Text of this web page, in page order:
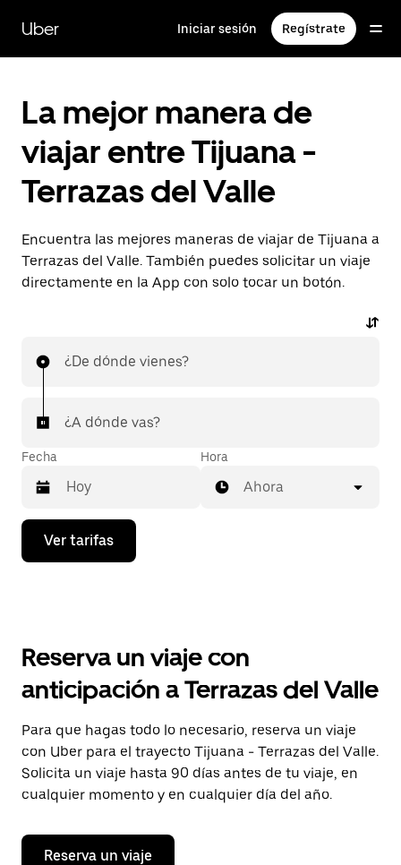
contenido
principal
Uber Iniciar sesión Regístrate
La mejor manera de
viajar entre Tijuana -
Terrazas del Valle
Encuentra las mejores maneras de viajar de Tijuana a
Terrazas del Valle. También puedes solicitar un viaje
directamente en la App con solo tocar un botón.
¿De dónde vienes?
¿A dónde vas?
Fecha
Presiona
flecha
el
y
selecciona
una
fecha.
Presiona
la
tecla Esc
para
el
calendario.
Hora
Ahora
Ver tarifas
Reserva un viaje con
anticipación a Terrazas del Valle
Para que hagas todo lo necesario, reserva un viaje
con Uber para el trayecto Tijuana - Terrazas del Valle.
Solicita un viaje hasta 90 días antes de tu viaje, en
cualquier momento y en cualquier día del año.
Reserva un viaje